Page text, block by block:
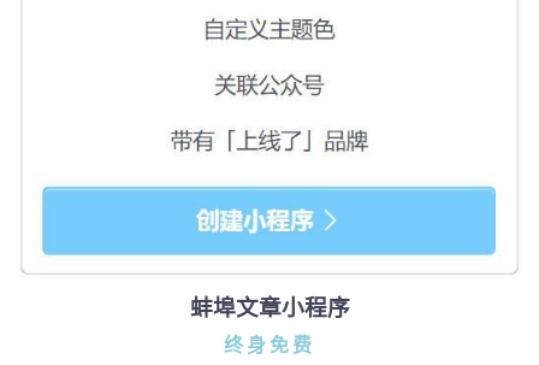
蚌埠文章小程序
终身免费